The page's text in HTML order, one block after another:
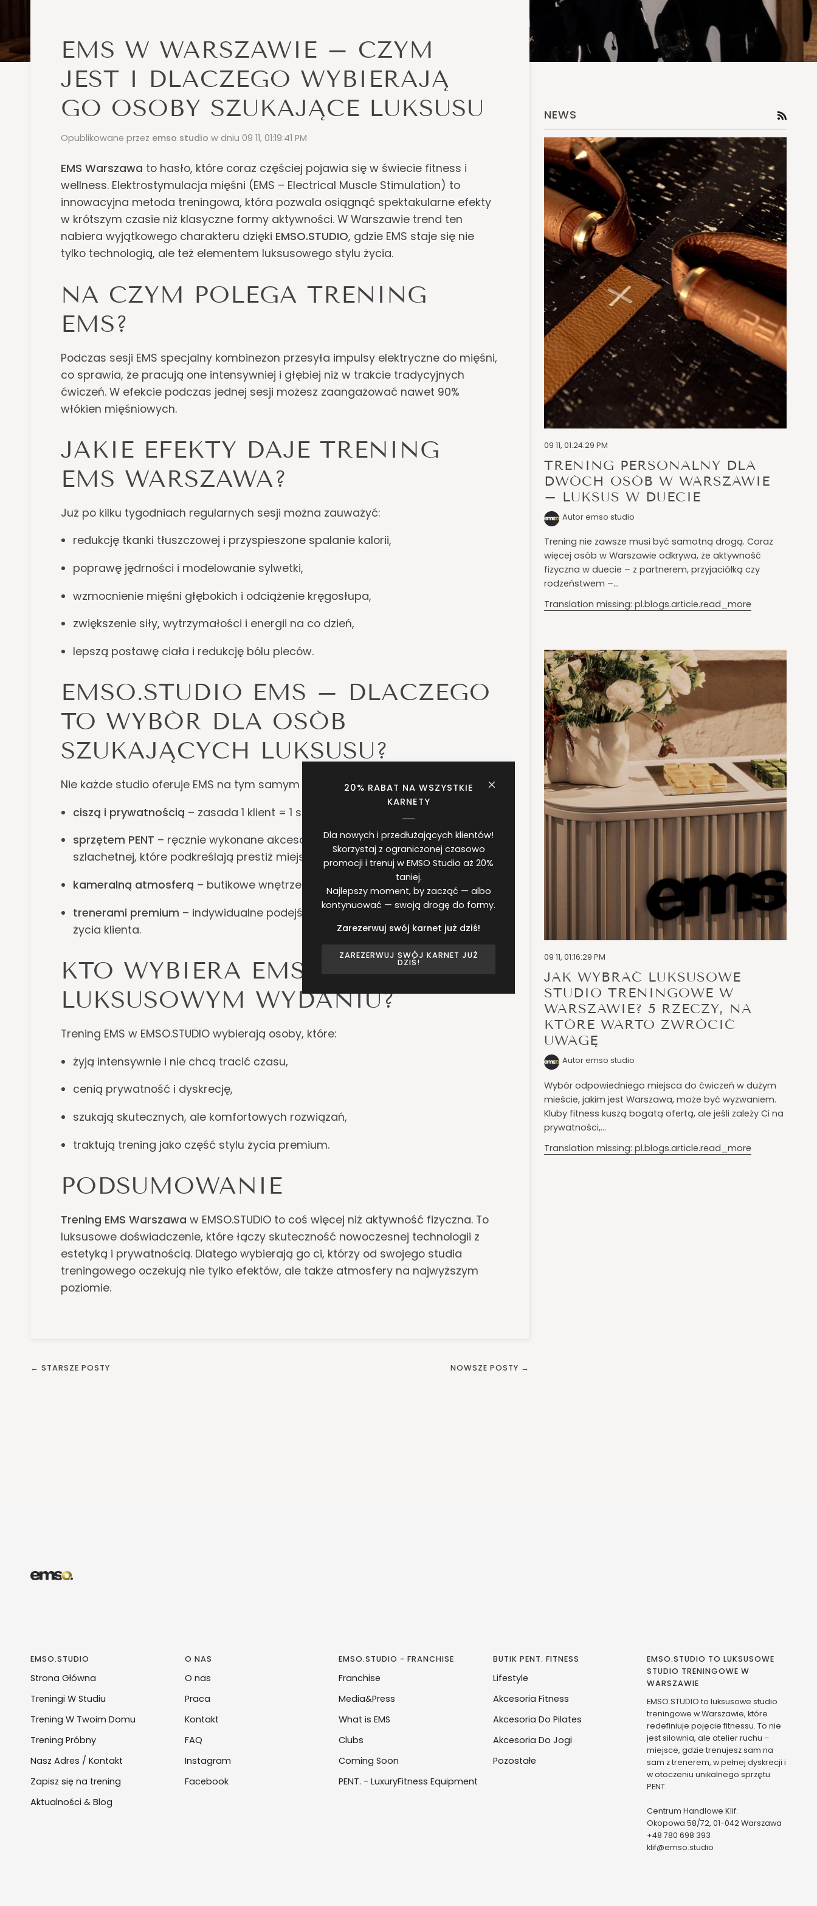
EMS W WARSZAWIE – CZYM
JEST I DLACZEGO WYBIERAJĄ
GO OSOBY SZUKAJĄCE LUKSUSU
Opublikowane przez emso studio w dniu 09 11, 01:19:41 PM
EMS Warszawa to hasło, które coraz częściej pojawia się w świecie fitness i
wellness. Elektrostymulacja mięśni (EMS – Electrical Muscle Stimulation) to
innowacyjna metoda treningowa, która pozwala osiągnąć spektakularne efekty
w krótszym czasie niż klasyczne formy aktywności. W Warszawie trend ten
nabiera wyjątkowego charakteru dzięki EMSO.STUDIO, gdzie EMS staje się nie
tylko technologią, ale też elementem luksusowego stylu życia.
NA CZYM POLEGA TRENING
EMS?
Podczas sesji EMS specjalny kombinezon przesyła impulsy elektryczne do mięśni,
co sprawia, że pracują one intensywniej i głębiej niż w trakcie tradycyjnych
ćwiczeń. W efekcie podczas jednej sesji możesz zaangażować nawet 90%
włókien mięśniowych.
JAKIE EFEKTY DAJE TRENING
EMS WARSZAWA?
Już po kilku tygodniach regularnych sesji można zauważyć:
redukcję tkanki tłuszczowej i przyspieszone spalanie kalorii,
poprawę jędrności i modelowanie sylwetki,
wzmocnienie mięśni głębokich i odciążenie kręgosłupa,
zwiększenie siły, wytrzymałości i energii na co dzień,
lepszą postawę ciała i redukcję bólu pleców.
EMSO.STUDIO EMS – DLACZEGO
TO WYBÓR DLA OSÓB
SZUKAJĄCYCH LUKSUSU?
Nie każde studio oferuje EMS na tym samym poziomie. EMSO.STUDIO wyróżnia się:
ciszą i prywatnością – zasada 1 klient = 1 studio gwarantuje pełną dyskrecję,
sprzętem PENT – ręcznie wykonane akcesoria fitness z drewna i stali
szlachetnej, które podkreślają prestiż miejsca,
kameralną atmosferą – butikowe wnętrze przypominające prywatny klub,
trenerami premium – indywidualne podejście i plan dostosowany do stylu
życia klienta.
KTO WYBIERA EMS W
LUKSUSOWYM WYDANIU?
Trening EMS w EMSO.STUDIO wybierają osoby, które:
żyją intensywnie i nie chcą tracić czasu,
cenią prywatność i dyskrecję,
szukają skutecznych, ale komfortowych rozwiązań,
traktują trening jako część stylu życia premium.
PODSUMOWANIE
Trening EMS Warszawa w EMSO.STUDIO to coś więcej niż aktywność fizyczna. To
luksusowe doświadczenie, które łączy skuteczność nowoczesnej technologii z
estetyką i prywatnością. Dlatego wybierają go ci, którzy od swojego studia
treningowego oczekują nie tylko efektów, ale także atmosfery na najwyższym
poziomie.
← STARSZE POSTY NOWSZE POSTY →
NEWS RSS
09 11, 01:24:29 PM
TRENING PERSONALNY DLA
DWÓCH OSÓB W WARSZAWIE
– LUKSUS W DUECIE
Autor emso studio
Trening nie zawsze musi być samotną drogą. Coraz
więcej osób w Warszawie odkrywa, że aktywność
fizyczna w duecie – z partnerem, przyjaciółką czy
rodzeństwem –...
Translation missing: pl.blogs.article.read_more
09 11, 01:16:29 PM
JAK WYBRAĆ LUKSUSOWE
STUDIO TRENINGOWE W
WARSZAWIE? 5 RZECZY, NA
KTÓRE WARTO ZWRÓCIĆ
UWAGĘ
Autor emso studio
Wybór odpowiedniego miejsca do ćwiczeń w dużym
mieście, jakim jest Warszawa, może być wyzwaniem.
Kluby fitness kuszą bogatą ofertą, ale jeśli zależy Ci na
prywatności,...
Translation missing: pl.blogs.article.read_more
EMSO.STUDIO
Strona Główna
Treningi W Studiu
Trening W Twoim Domu
Trening Próbny
Nasz Adres / Kontakt
Zapisz się na trening
Aktualności & Blog
O NAS
O nas
Praca
Kontakt
FAQ
Instagram
Facebook
EMSO.STUDIO - FRANCHISE
Franchise
Media&Press
What is EMS
Clubs
Coming Soon
PENT. - LuxuryFitness Equipment
BUTIK PENT. FITNESS
Lifestyle
Akcesoria Fitness
Akcesoria Do Pilates
Akcesoria Do Jogi
Pozostałe
EMSO.STUDIO TO LUKSUSOWE
STUDIO TRENINGOWE W
WARSZAWIE
EMSO.STUDIO to luksusowe studio
treningowe w Warszawie, które
redefiniuje pojęcie fitnessu. To nie
jest siłownia, ale atelier ruchu –
miejsce, gdzie trenujesz sam na
sam z trenerem, w pełnej dyskrecji i
w otoczeniu unikalnego sprzętu
PENT.
Centrum Handlowe Klif:
Okopowa 58/72, 01-042 Warszawa
+48 780 698 393
klif@emso.studio
20% RABAT NA WSZYSTKIE
KARNETY
Dla nowych i przedłużających klientów!
Skorzystaj z ograniczonej czasowo
promocji i trenuj w EMSO Studio aż 20%
taniej.
Najlepszy moment, by zacząć — albo
kontynuować — swoją drogę do formy.
Zarezerwuj swój karnet już dziś!
ZAREZERWUJ SWÓJ KARNET JUŻ
DZIŚ!